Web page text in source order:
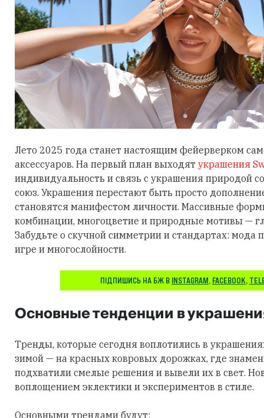
Лето 2025 года станет настоящим фейерверком
аксессуаров. На первый план выходят украшения
индивидуальность и связь с украшения природой
союз. Украшения перестают быть просто
становятся манифестом личности. Массивные
комбинации, многоцветие и природные мотивы —
Забудьте о скучной симметрии и стандартах: мода
игре и многослойности.
ПІДПИШИСЬ НА БЖ В INSTAGRAM, FACEBOOK,
Основные тенденции в
Тренды, которые сегодня воплотились в
зимой — на красных ковровых дорожках, где
подхватили смелые решения и вывели их в свет.
воплощением эклектики и экспериментов в стиле.
Основными трендами будут: